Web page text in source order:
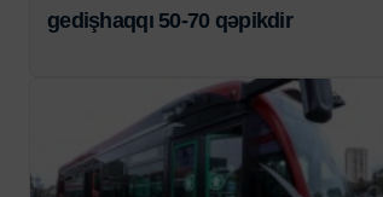
gedişhaqqı 50-70 qəpikdir